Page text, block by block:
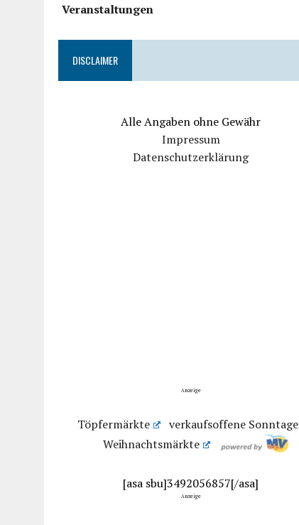
Veranstaltungen
DISCLAIMER
Alle Angaben ohne Gewähr
Impressum
Datenschutzerklärung
Anzeige
Töpfermärkte
verkaufsoffene Sonntage
Weihnachtsmärkte
[asa sbu]3492056857[/asa]
Anzeige